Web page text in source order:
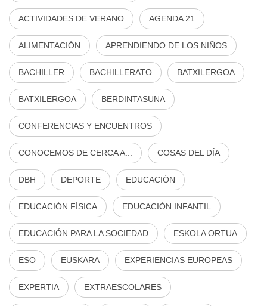
ACTIVIDADES DE VERANO AGENDA 21
ALIMENTACIÓN APRENDIENDO DE LOS NIÑOS
BACHILLER BACHILLERATO BATXILERGOA
BATXILERGOA BERDINTASUNA
CONFERENCIAS Y ENCUENTROS
CONOCEMOS DE CERCA A... COSAS DEL DÍA
DBH DEPORTE EDUCACIÓN
EDUCACIÓN FÍSICA EDUCACIÓN INFANTIL
EDUCACIÓN PARA LA SOCIEDAD ESKOLA ORTUA
ESO EUSKARA EXPERIENCIAS EUROPEAS
EXPERTIA EXTRAESCOLARES